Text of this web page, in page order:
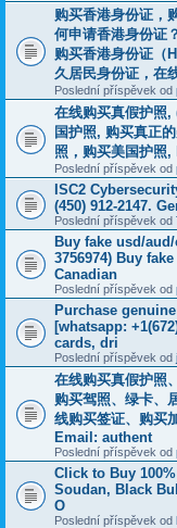
购买香港身份证，
何申请香港身份证
购买香港身份证（
久居民身份证，在
Poslední příspěvek od
在线购买真假护照
国护照, 购买真正
照，购买美国护
Poslední příspěvek od
ISC2
(450) 912-2147.
Poslední příspěvek od
Buy fake usd/
3756974) Buy
Canadian
Poslední příspěvek od
Purchase
[whatsapp:
cards, dri
Poslední příspěvek od
在线购买真假护照
购买驾照、绿卡、
线购买签证、购买
Email: authent
Poslední příspěvek od
Click to Buy
Soudan, Black
O
Poslední příspěvek od